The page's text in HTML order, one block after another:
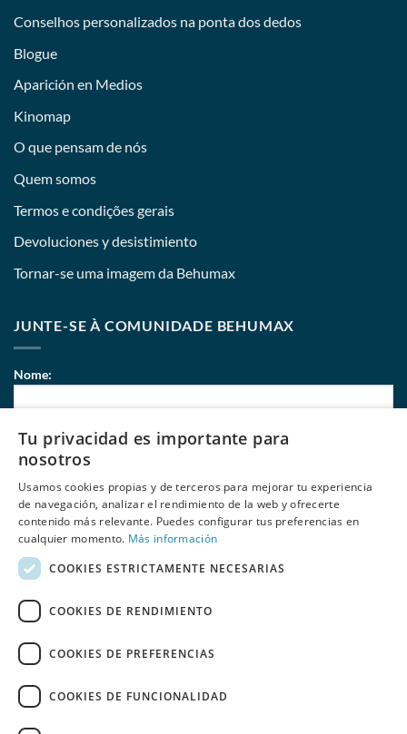
Conselhos personalizados na ponta dos dedos
Blogue
Aparición en Medios
Kinomap
O que pensam de nós
Quem somos
Termos e condições gerais
Devoluciones y desistimiento
Tornar-se uma imagem da Behumax
JUNTE-SE À COMUNIDADE BEHUMAX
Nome:
Correio eletrónico:
de Behumax
SALDOS ELITE FIT FITNESS
DESPORTOS AQUÁTICOS
Tu privacidad es importante para
nosotros
Usamos cookies propias y de terceros para mejorar tu experiencia
de navegación, analizar el rendimiento de la web y ofrecerte
contenido más relevante. Puedes configurar tus preferencias en
cualquier momento. Más información
COOKIES ESTRICTAMENTE NECESARIAS
COOKIES DE RENDIMIENTO
COOKIES DE PREFERENCIAS
COOKIES DE FUNCIONALIDAD